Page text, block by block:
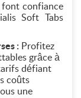
font confiance
Soft Tabs
: Profitez
grâce à
défiant
coûts
une